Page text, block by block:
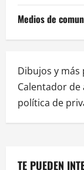
Medios de
Dibujos y
Calentador de
política de
TE PUEDEN